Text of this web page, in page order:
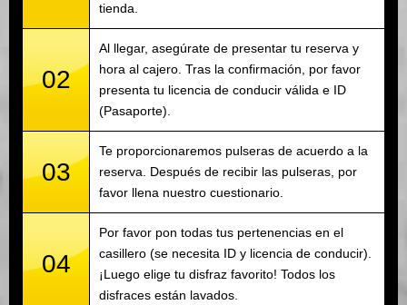
tienda.
02
Al llegar, asegúrate de presentar tu reserva y
hora al cajero. Tras la confirmación, por favor
presenta tu licencia de conducir válida e ID
(Pasaporte).
03
Te proporcionaremos pulseras de acuerdo a la
reserva. Después de recibir las pulseras, por
favor llena nuestro cuestionario.
04
Por favor pon todas tus pertenencias en el
casillero (se necesita ID y licencia de conducir).
¡Luego elige tu disfraz favorito! Todos los
disfraces están lavados.